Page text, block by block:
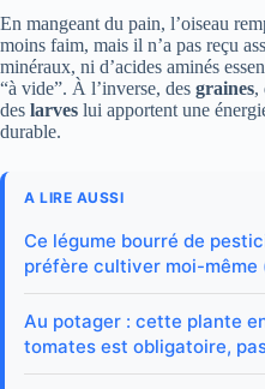
En mangeant du pain, l’oiseau
moins faim, mais il n’a pas reçu
minéraux, ni d’acides aminés
“à vide”. À l’inverse, des graines,
des larves lui apportent une
durable.
A LIRE AUSSI
Ce légume bourré de
préfère cultiver moi-même
Au potager : cette plante
tomates est obligatoire,